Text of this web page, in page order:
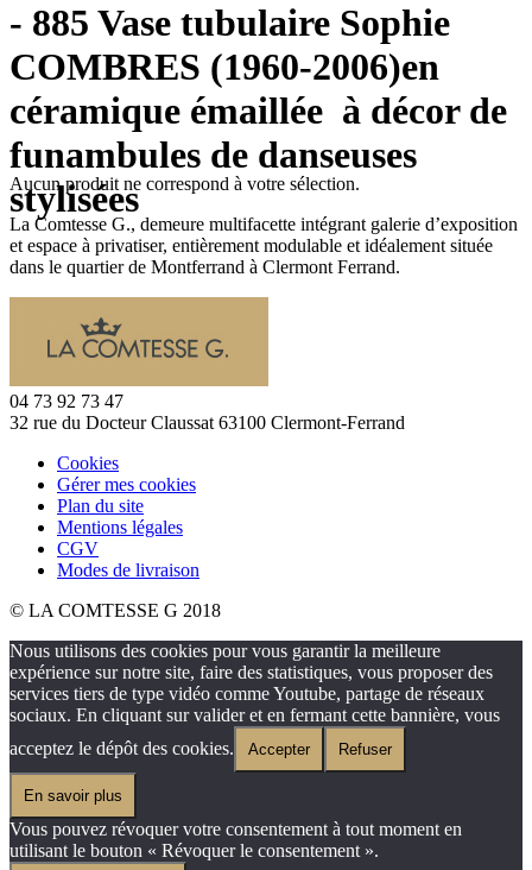
- 885 Vase tubulaire Sophie
COMBRES (1960-2006)en
céramique émaillée à décor de
funambules de danseuses
stylisées
Aucun produit ne correspond à votre sélection.
La Comtesse G., demeure multifacette intégrant galerie d’exposition
et espace à privatiser, entièrement modulable et idéalement située
dans le quartier de Montferrand à Clermont Ferrand.
04 73 92 73 47
32 rue du Docteur Claussat 63100 Clermont-Ferrand
Cookies
Gérer mes cookies
Plan du site
Mentions légales
CGV
Modes de livraison
© LA COMTESSE G 2018
Nous utilisons des cookies pour vous garantir la meilleure
expérience sur notre site, faire des statistiques, vous proposer des
services tiers de type vidéo comme Youtube, partage de réseaux
sociaux. En cliquant sur valider et en fermant cette bannière, vous
acceptez le dépôt des cookies.
Accepter Refuser
En savoir plus
Vous pouvez révoquer votre consentement à tout moment en
utilisant le bouton « Révoquer le consentement ».